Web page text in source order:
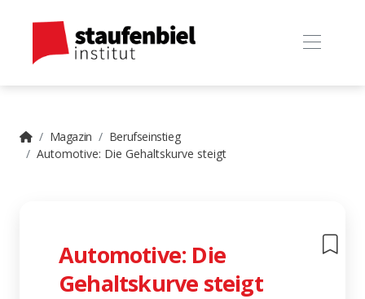
Magazin
Berufseinstieg
Automotive: Die Gehaltskurve steigt
Automotive: Die
Gehaltskurve steigt